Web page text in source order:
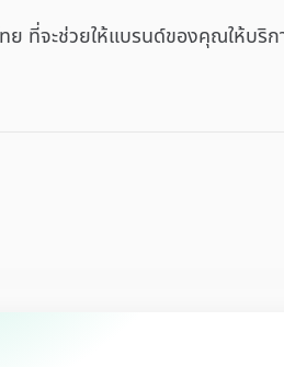
ที่จะช่วยให้แบรนด์ของคุณให้บริก